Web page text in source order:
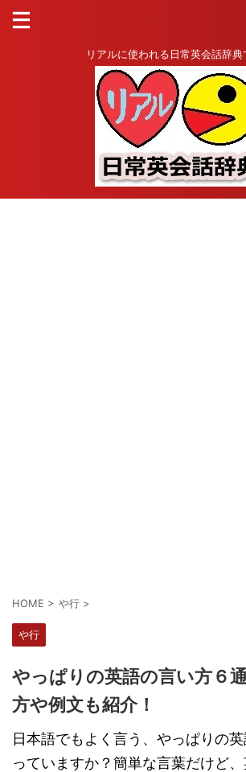
リアルに使われる日常英会話辞典
HOME > や行 >
や行
やっぱりの英語の言い方６
方や例文も紹介！
日本語でもよく言う、やっぱりの
っていますか？簡単な言葉だけど